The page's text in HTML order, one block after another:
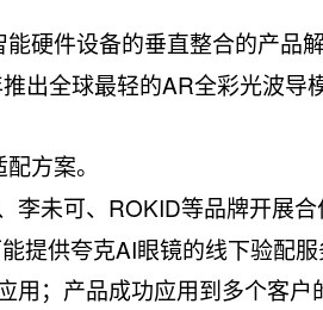
硬件设备的垂直整合的产品
出全球最轻的AR全彩光波导
方案。
李未可、ROKID等品牌开展
提供夸克AI眼镜的线下验配服
用；产品成功应用到多个客户